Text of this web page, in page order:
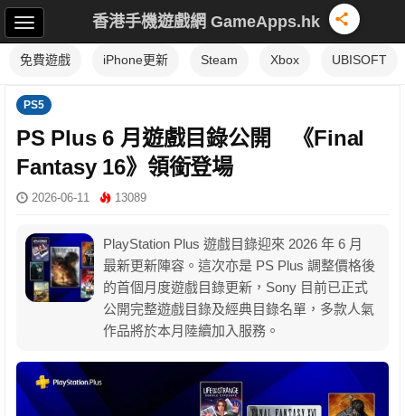
香港手機遊戲網 GameApps.hk
免費遊戲 iPhone更新 Steam Xbox UBISOFT
PS5
PS Plus 6 月遊戲目錄公開 《Final
Fantasy 16》領銜登場
2026-06-11 13089
PlayStation Plus 遊戲目錄迎來 2026 年 6 月
最新更新陣容。這次亦是 PS Plus 調整價格後
的首個月度遊戲目錄更新，Sony 目前已正式
公開完整遊戲目錄及經典目錄名單，多款人氣
作品將於本月陸續加入服務。